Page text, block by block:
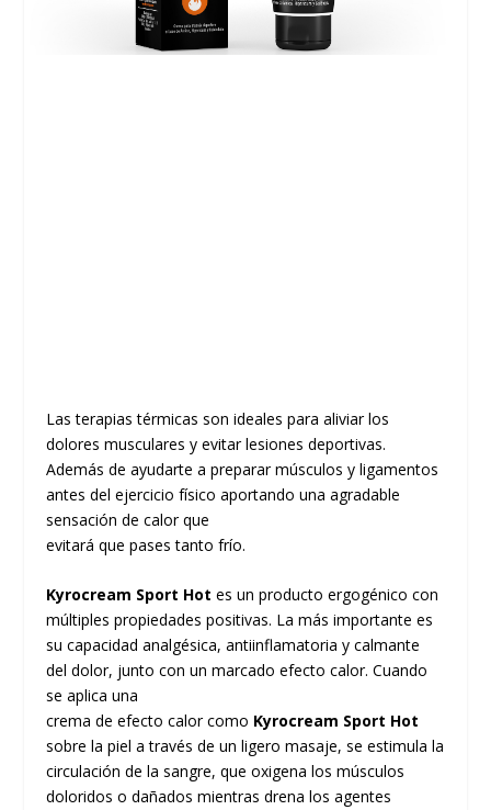
Las terapias térmicas son ideales para aliviar los
dolores musculares y evitar lesiones deportivas.
Además de ayudarte a preparar músculos y ligamentos
antes del ejercicio físico aportando una agradable
sensación de calor que
evitará que pases tanto frío.
Kyrocream Sport Hot es un producto ergogénico con
múltiples propiedades positivas. La más importante es
su capacidad analgésica, antiinflamatoria y calmante
del dolor, junto con un marcado efecto calor. Cuando
se aplica una
crema de efecto calor como Kyrocream Sport Hot
sobre la piel a través de un ligero masaje, se estimula la
circulación de la sangre, que oxigena los músculos
doloridos o dañados mientras drena los agentes